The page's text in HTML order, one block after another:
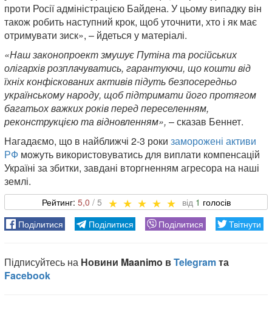
проти Росії адміністрацією Байдена. У цьому випадку він
також робить наступний крок, щоб уточнити, хто і як має
отримувати зиск», – йдеться у матеріалі.
«Наш законопроект змушує Путіна та російських
олігархів розплачуватись, гарантуючи, що кошти від
їхніх конфіскованих активів підуть безпосередньо
українському народу, щоб підтримати його протягом
багатьох важких років перед переселенням,
реконструкцією та відновленням», – сказав Беннет.
Нагадаємо, що в найближчі 2-3 роки заморожені активи
РФ можуть використовуватись для виплати компенсацій
Україні за збитки, завдані вторгненням агресора на наші
землі.
5,0 1